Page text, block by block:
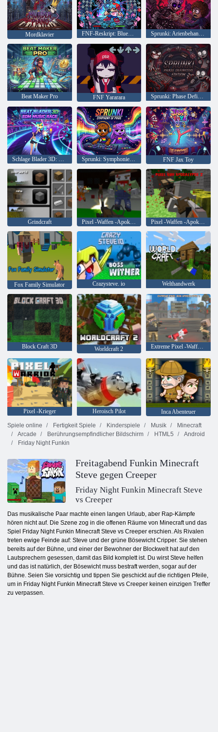
Mordklavier FNF-Reskript: Blueballed Sprunki: Arienbehandlung
Beat Maker Pro FNF Yararara Sprunki: Phase Definitive Edition
Schlage Blader 3D: EDM-Musikrennen Sprunki: Symphonie des Stolzes FNF Jax Toy
Grindcraft Pixel -Waffen -Apokalypse 6 Pixel -Waffen -Apokalypse 2
Fox Family Simulator Crazysteve. io Welthandwerk
Block Craft 3D Worldcraft 2 Extreme Pixel -Waffen -Apokalypse 3
Pixel -Krieger Heroisch Pilot
Inca Abenteuer
Spiele online
Fertigkeit Spiele Kinderspiele Musik
Minecraft
Arcade
Berührungsempfindlicher Bildschirm HTML5
Android
Friday Night Funkin
Freitagabend Funkin Minecraft
Steve gegen Creeper
Friday Night Funkin Minecraft Steve
vs Creeper
Das musikalische Paar machte einen langen Urlaub, aber Rap-Kämpfe
hören nicht auf. Die Szene zog in die offenen Räume von Minecraft und das
Spiel Friday Night Funkin Minecraft Steve vs Creeper erschien. Als Rivalen
treten ewige Feinde auf: Steve und der grüne Bösewicht Cripper. Sie stehen
bereits auf der Bühne, und einer der Bewohner der Blockwelt hat auf den
Lautsprechern gesessen, damit das Bild komplett ist. Du wirst Steve helfen
und das ist natürlich, der Bösewicht muss bestraft werden, sogar auf der
Bühne. Seien Sie vorsichtig und tippen Sie geschickt auf die richtigen Pfeile,
um in Friday Night Funkin Minecraft Steve vs Creeper keinen einzigen Treffer
zu verpassen.